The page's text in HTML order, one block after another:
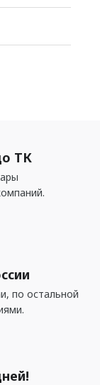
ТК
по остальной